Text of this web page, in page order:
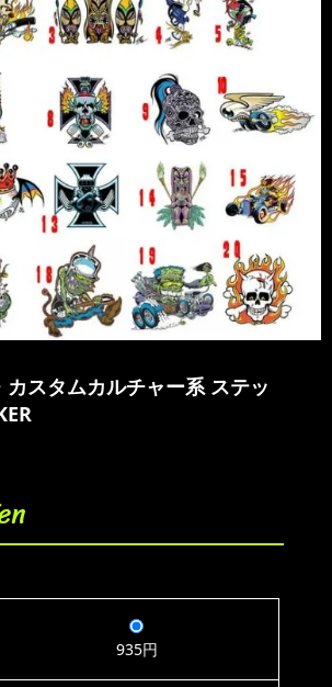
カスタムカルチャー系 ステッ
935円